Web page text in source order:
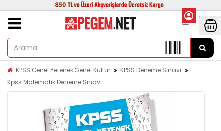
KPSS Genel Yetenek Genel Kültür
KPSS Deneme Sınavı
Kpss Matematik Deneme Sınavı